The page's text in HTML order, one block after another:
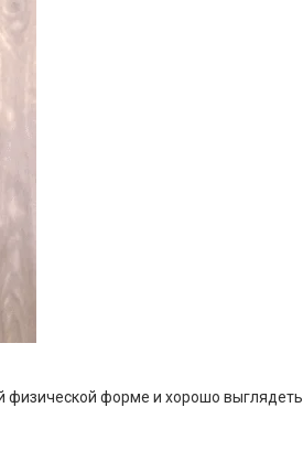
физической форме и хорошо выглядеть.